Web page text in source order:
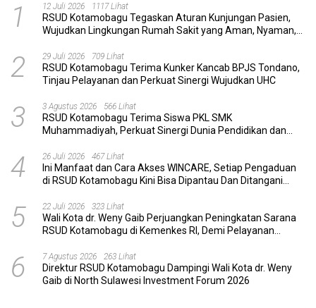
1 12 Juli 2026 1117 Lihat
RSUD Kotamobagu Tegaskan Aturan Kunjungan Pasien,
Wujudkan Lingkungan Rumah Sakit yang Aman, Nyaman,
2 29 Juli 2026 709 Lihat
RSUD Kotamobagu Terima Kunker Kancab BPJS Tondano,
Tinjau Pelayanan dan Perkuat Sinergi Wujudkan UHC
3 3 Agustus 2026 566 Lihat
RSUD Kotamobagu Terima Siswa PKL SMK
Muhammadiyah, Perkuat Sinergi Dunia Pendidikan dan
4 26 Juli 2026 467 Lihat
Ini Manfaat dan Cara Akses WINCARE, Setiap Pengaduan
di RSUD Kotamobagu Kini Bisa Dipantau Dan Ditangani
5 22 Juli 2026 323 Lihat
Wali Kota dr. Weny Gaib Perjuangkan Peningkatan Sarana
RSUD Kotamobagu di Kemenkes RI, Demi Pelayanan
6 7 Agustus 2026 263 Lihat
Direktur RSUD Kotamobagu Dampingi Wali Kota dr. Weny
Gaib di North Sulawesi Investment Forum 2026